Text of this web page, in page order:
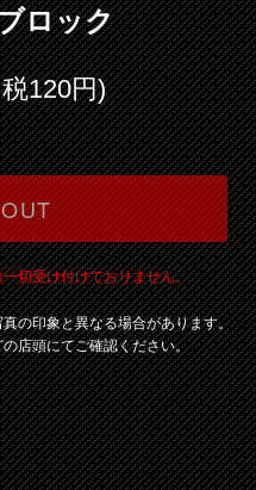
ロック
120円)
切受け付けておりません。
の印象と異なる場合があります。
店頭にてご確認ください。